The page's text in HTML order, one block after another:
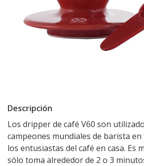
Descripción
Los dripper de café V60 son
campeones mundiales de barista
los entusiastas del café en casa. Es
sólo toma alrededor de 2 o 3